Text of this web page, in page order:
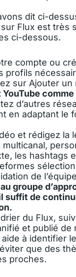
dit ci-
Flux est très
ci-dessous.
compte ou
profils
sur Ajouter un
comme
d’autres
en adaptant le
et rédigez la
multicanal,
les hashtags
de
groupe
suffit de
du Flux,
et publié de
à identifier
que des
proches.